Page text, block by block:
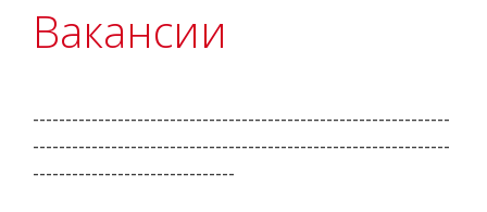
Вакансии
----------------------------------------------------------------
----------------------------------------------------------------
-------------------------------